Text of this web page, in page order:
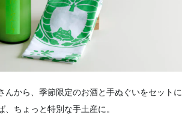
んから、季節限定のお酒と手ぬぐいをセットに
ちょっと特別な手土産に。